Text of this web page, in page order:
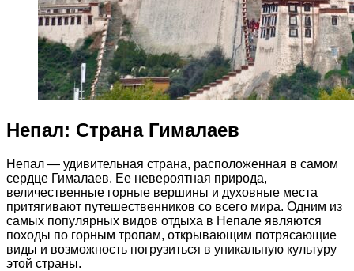
Непал: Страна Гималаев
Непал — удивительная страна, расположенная в самом
сердце Гималаев. Ее невероятная природа,
величественные горные вершины и духовные места
притягивают путешественников со всего мира. Одним из
самых популярных видов отдыха в Непале являются
походы по горным тропам, открывающим потрясающие
виды и возможность погрузиться в уникальную культуру
этой страны.